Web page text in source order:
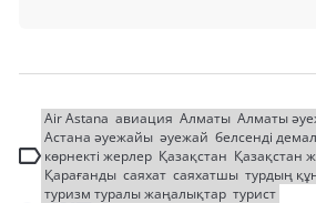
Air Astana авиация Алматы Алматы
Астана әуежайы әуежай белсенді
көрнекті жерлер Қазақстан Қазақстан
Қарағанды саяхат саяхатшы турдың
туризм туралы жаңалықтар турист